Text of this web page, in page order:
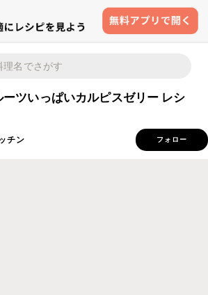
ツいっぱいカルピスゼリー レシ
チン フォロー